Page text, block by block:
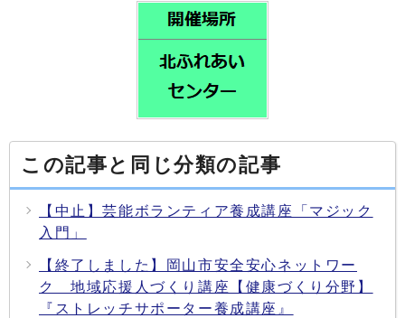
この記事と同じ分類の記事
【中止】芸能ボランティア養成講座「マジック
入門」
【終了しました】岡山市安全安心ネットワー
ク 地域応援人づくり講座【健康づくり分野】
『ストレッチサポーター養成講座』